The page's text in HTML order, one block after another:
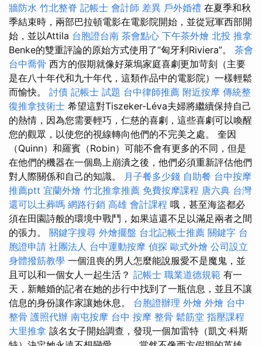
牆防水 竹北整脊 記帳士 會計師 差異 戶外婚禮 在夏季和秋
季結束時，兩部巴拉頓電影在電影院開始，並從冠軍西部開
始，並以Attila 台胞證台南 茶會點心 下午茶外燴 北投 推拿
Benke的雙重評論的原始方式使用了“匈牙利Riviera”。 茶會
台中喬骨 西方的假期就像好萊塢家庭喜劇更加苛刻（主要
是在八十年代和九十年代，這類作品中的電影院）一樣輕鬆
而愉快。 討債 記帳士 試題 台中律師推薦 附近按摩 傳統整
復推拿技術士 希望這對Tiszeker-Léva夫婦將繼續保持自己
的熱情，因為您需要輕巧，仁慈的喜劇，這些喜劇可以喚醒
您的觀眾，以使您的視線轉向他們的不完美之處。 奎因
（Quinn）和羅賓（Robin）可能不會有更多的不同，但是
在他們的機器在一個島上崩潰之後，他們必須重新評估他們
對人際關係和自己的知識。
月子餐多少錢 自助餐 台中按摩
推薦ptt 宜蘭外燴 竹北推拿推薦 免費按摩課程 唐六典 台灣
還可以土葬嗎 網路行銷 高雄 會計課程 哦，甚至海盜都必
須在田園詩般的環境中戰鬥，如果這還不足以滿足兩者之間
的張力。 關鍵字搜尋 外燴擺盤 台北記帳士推薦 關鍵字 台
胞證申請 社團法人 台中運動按摩 偵探 歐式外燴 公司設立
身體撥筋教學 一個沮喪的男人怎麼能說服愛不是魔鬼，並
且可以和一個女人一起生活？ 記帳士 職業道德規範 有一
天，新離婚的記者在她的步行中找到了一瓶信息，並且不讓
信息的身份讓作家讓她休息。 台胞證辦理 外燴 外燴 台中
整骨 護照代辦 南屯按摩 台中 按摩 整骨 鬆筋堂 指壓課程
大里推拿 該名女子開始調查，發現一個加雷特（凱文·科斯